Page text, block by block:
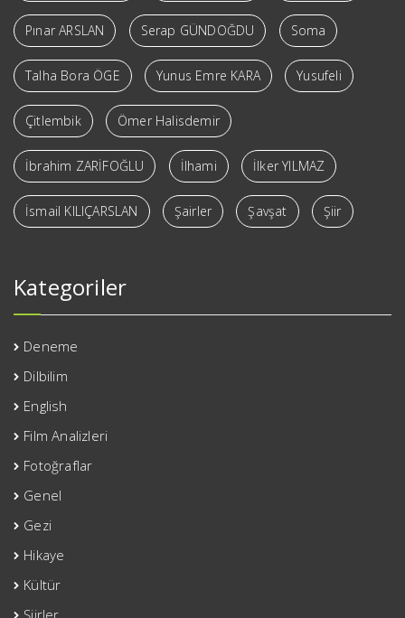
Pınar ARSLAN Serap GÜNDOĞDU Soma
Talha Bora ÖGE Yunus Emre KARA Yusufeli
Çitlembik Ömer Halisdemir
İbrahim ZARİFOĞLU İlhami İlker YILMAZ
İsmail KILIÇARSLAN Şairler Şavşat Şiir
Kategoriler
Deneme
Dilbilim
English
Film Analizleri
Fotoğraflar
Genel
Gezi
Hikaye
Kültür